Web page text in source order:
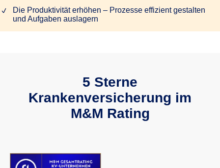
Die Produktivität erhöhen – Prozesse effizient gestalten
und Aufgaben auslagern
5 Sterne
Krankenversicherung im
M&M Rating